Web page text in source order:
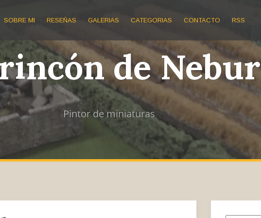
SOBRE MI RESEÑAS GALERIAS CATEGORIAS CONTACTO RSS
de Nebur
Pintor de miniaturas